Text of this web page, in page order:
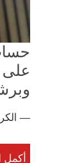
—
أكمل